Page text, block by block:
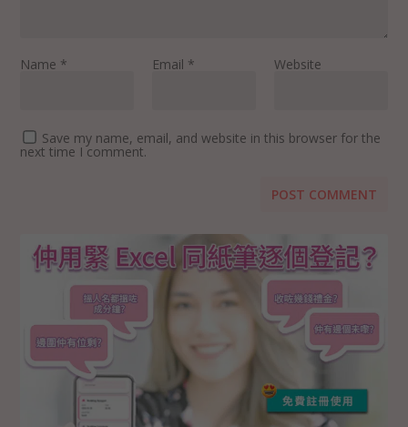
Name * Email * Website
Save my name, email, and website in this browser for the
next time I comment.